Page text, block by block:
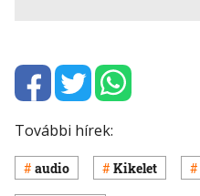
További hírek:
audio Kikelet